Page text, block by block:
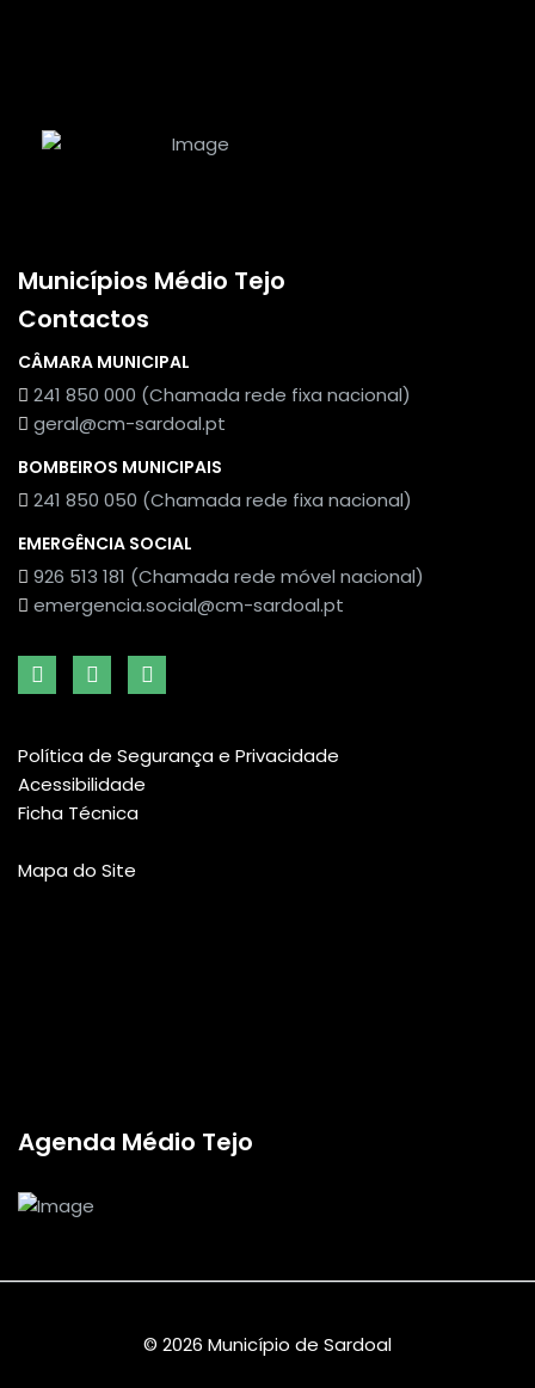
Municípios Médio Tejo
Contactos
CÂMARA MUNICIPAL
241 850 000 (Chamada rede fixa nacional)
geral@cm-sardoal.pt
BOMBEIROS MUNICIPAIS
241 850 050 (Chamada rede fixa nacional)
EMERGÊNCIA SOCIAL
926 513 181 (Chamada rede móvel nacional)
emergencia.social@cm-sardoal.pt
Política de Segurança e Privacidade
Acessibilidade
Ficha Técnica
Mapa do Site
Agenda Médio Tejo
© 2026 Município de Sardoal